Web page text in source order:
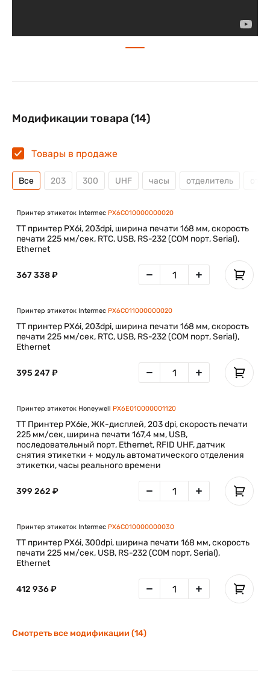
Модификации товара (14)
Товары в продаже
Все 203 300 UHF часы отделитель
Принтер этикеток Intermec PX6C010000000020
TT принтер PX6i, 203dpi, ширина печати 168 мм, скорость
печати 225 мм/сек, RTC, USB, RS-232 (COM порт, Serial),
Ethernet
367 338 ₽
Принтер этикеток Intermec PX6C011000000020
TT принтер PX6i, 203dpi, ширина печати 168 мм, скорость
печати 225 мм/сек, RTC, USB, RS-232 (COM порт, Serial),
Ethernet
395 247 ₽
Принтер этикеток Honeywell PX6E010000001120
ТT Принтер PX6ie, ЖК-дисплей, 203 dpi, скорость печати
225 мм/сек, ширина печати 167,4 мм, USB,
последовательный порт, Ethernet, RFID UHF, датчик
снятия этикетки + модуль автоматического отделения
этикетки, часы реального времени
399 262 ₽
Принтер этикеток Intermec PX6C010000000030
TT принтер PX6i, 300dpi, ширина печати 168 мм, скорость
печати 225 мм/сек, USB, RS-232 (COM порт, Serial),
Ethernet
412 936 ₽
Смотреть все модификации (14)